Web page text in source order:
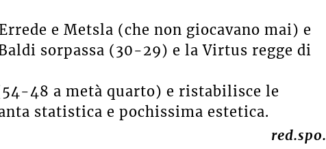
e Metsla (che non giocavano mai) e
sorpassa (30-29) e la Virtus regge di
48 a metà quarto) e ristabilisce le
statistica e pochissima estetica.
red.spo.